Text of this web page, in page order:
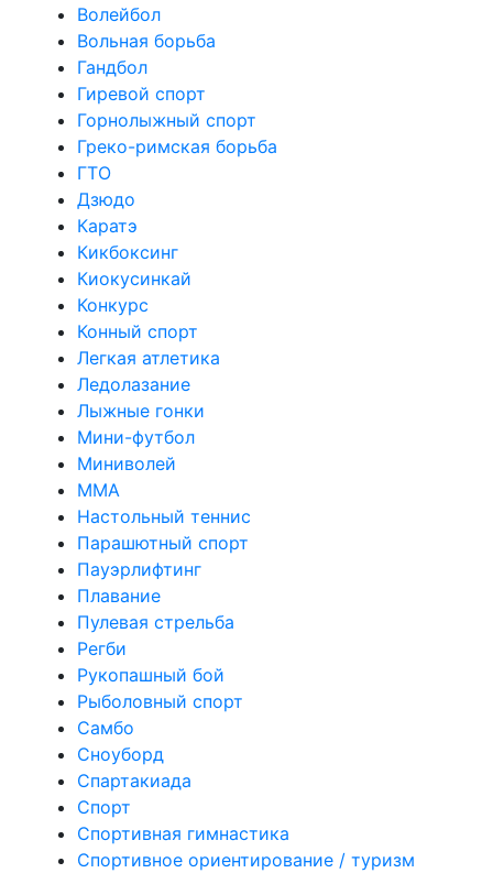
Волейбол
Вольная борьба
Гандбол
Гиревой спорт
Горнолыжный спорт
Греко-римская борьба
ГТО
Дзюдо
Каратэ
Кикбоксинг
Киокусинкай
Конкурс
Конный спорт
Легкая атлетика
Ледолазание
Лыжные гонки
Мини-футбол
Миниволей
ММА
Настольный теннис
Парашютный спорт
Пауэрлифтинг
Плавание
Пулевая стрельба
Регби
Рукопашный бой
Рыболовный спорт
Самбо
Сноуборд
Спартакиада
Спорт
Спортивная гимнастика
Спортивное ориентирование / туризм